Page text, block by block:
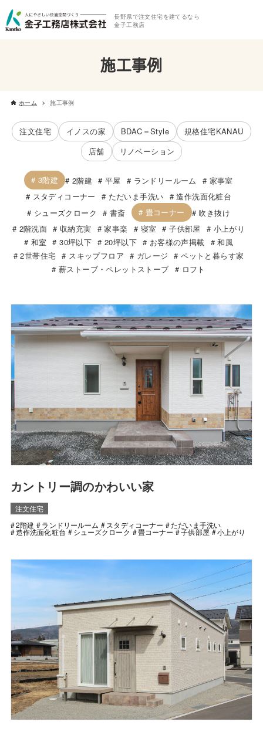
長野県で注文住宅を建てるなら
金子工務店
施工事例
ホーム 施工事例
注文住宅 イノスの家 BDAC＝Style
規格住宅KANAU
店舗
リノベーション
3階建 2階建 平屋 ランドリールーム
家事室
スタディコーナー
ただいま手洗い
造作洗面化粧台
シューズクローク
書斎 畳コーナー
吹き抜け
2階洗面
収納充実 家事楽 寝室 子供部屋
小上がり
和室
30坪以下 20坪以下 お客様の声掲載
和風
2世帯住宅
スキップフロア ガレージ
ペットと暮らす家
薪ストーブ・ペレットストーブ
ロフト
カントリー調のかわいい家
注文住宅
2階建
ランドリールーム スタディコーナー ただいま手洗い
造作洗面化粧台 シューズクローク 畳コーナー 子供部屋 小上がり